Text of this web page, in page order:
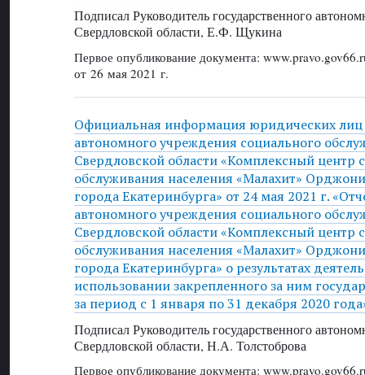
Подписал Руководитель государственного
Свердловской области, Е.Ф. Щукина
Первое опубликование документа:
от 26 мая 2021 г.
Официальная информация юридических лиц
автономного учреждения социального
Свердловской области «Комплексный центр
обслуживания населения «Малахит»
города Екатеринбурга» от 24 мая 2021 г.
автономного учреждения социального
Свердловской области «Комплексный центр
обслуживания населения «Малахит»
города Екатеринбурга» о результатах
использовании закрепленного за ним
за период с 1 января по 31 декабря 2020
Подписал Руководитель государственного
Свердловской области, Н.А. Толстоброва
Первое опубликование документа: